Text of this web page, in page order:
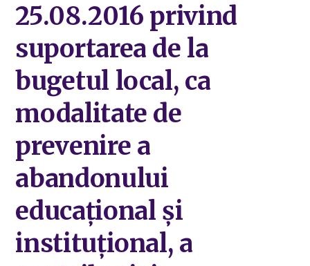
25.08.2016 privind
suportarea de la
bugetul local, ca
modalitate de
prevenire a
abandonului
educațional și
instituțional, a